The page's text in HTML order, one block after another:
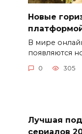
Новые
В мире
появляются
0 305
Лучшая
сериалов